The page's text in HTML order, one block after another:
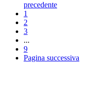
precedente
1
2
3
...
9
Pagina successiva